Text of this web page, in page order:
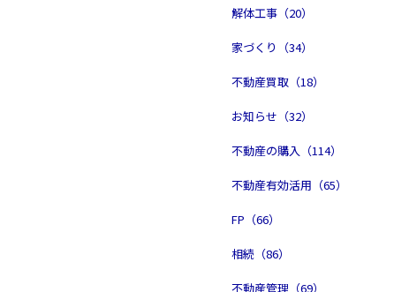
解体工事（20）
家づくり（34）
不動産買取（18）
お知らせ（32）
不動産の購入（114）
不動産有効活用（65）
FP（66）
相続（86）
不動産管理（69）